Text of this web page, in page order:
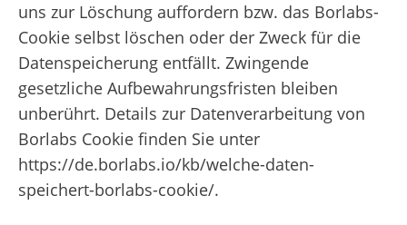
uns zur Löschung auffordern bzw. das Borlabs-
Cookie selbst löschen oder der Zweck für die
Datenspeicherung entfällt. Zwingende
gesetzliche Aufbewahrungsfristen bleiben
unberührt. Details zur Datenverarbeitung von
Borlabs Cookie finden Sie unter
https://de.borlabs.io/kb/welche-daten-
speichert-borlabs-cookie/.